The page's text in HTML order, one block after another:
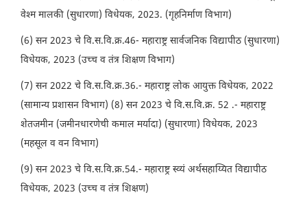
वेश्म मालकी (सुधारणा) विधेयक, 2023. (गृहनिर्माण विभाग)
(6) सन 2023 चे वि.स.वि.क्र.46- महाराष्ट्र सार्वजनिक विद्यापीठ (सुधारणा)
विधेयक, 2023 (उच्च व तंत्र शिक्षण विभाग)
(7) सन 2022 चे वि.स.वि.क्र.36.- महाराष्ट्र लोक आयुक्त विधेयक, 2022
(सामान्य प्रशासन विभाग) (8) सन 2023 चे वि.स.वि.क्र. 52 .- महाराष्ट्र
शेतजमीन (जमीनधारणेची कमाल मर्यादा) (सुधारणा) विधेयक, 2023
(महसूल व वन विभाग)
(9) सन 2023 चे वि.स.वि.क्र.54.- महाराष्ट्र स्व्यं अर्थसहाय्यित विद्यापीठ
विधेयक, 2023 (उच्च व तंत्र शिक्षण)